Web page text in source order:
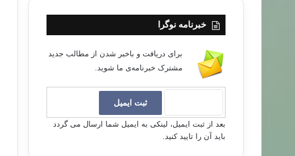
خبرنامه نوگرا
برای دریافت و باخبر شدن از مطالب جدید
مشترک خبرنامه‌ی ما شوید.
بعد از ثبت ایمیل، لینکی به ایمیل شما ارسال می گردد
باید آن را تایید کنید.